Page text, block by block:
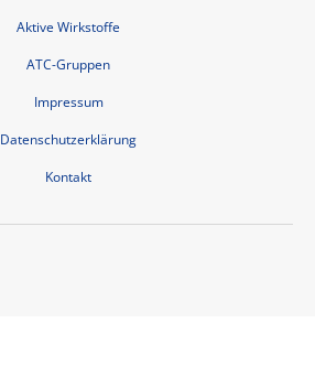
Aktive Wirkstoffe
ATC-Gruppen
Impressum
Datenschutzerklärung
Kontakt